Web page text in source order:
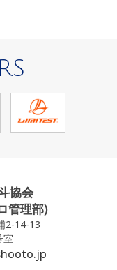
協会
管理部)
2-14-13
室